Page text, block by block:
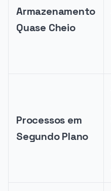
Armazenamento
Quase Cheio
Processos em
Segundo Plano